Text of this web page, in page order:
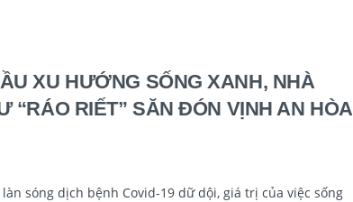
XU HƯỚNG SỐNG XANH, NHÀ
“RÁO RIẾT” SĂN ĐÓN VỊNH AN HÒA
sóng dịch bệnh Covid-19 dữ dội, giá trị của việc sống